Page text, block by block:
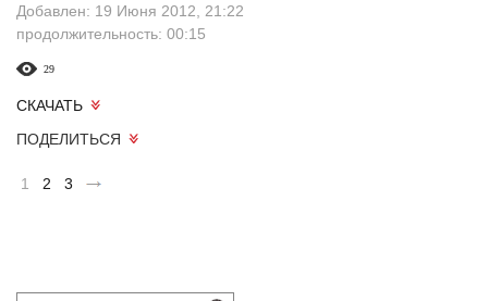
Добавлен: 19 Июня 2012, 21:22
продолжительность: 00:15
29
СКАЧАТЬ
ПОДЕЛИТЬСЯ
1 2 3